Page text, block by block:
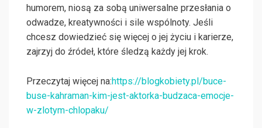
humorem, niosą za sobą uniwersalne przesłania o
odwadze, kreatywności i sile wspólnoty. Jeśli
chcesz dowiedzieć się więcej o jej życiu i karierze,
zajrzyj do źródeł, które śledzą każdy jej krok.
Przeczytaj więcej na:https://blogkobiety.pl/buce-
buse-kahraman-kim-jest-aktorka-budzaca-emocje-
w-zlotym-chlopaku/